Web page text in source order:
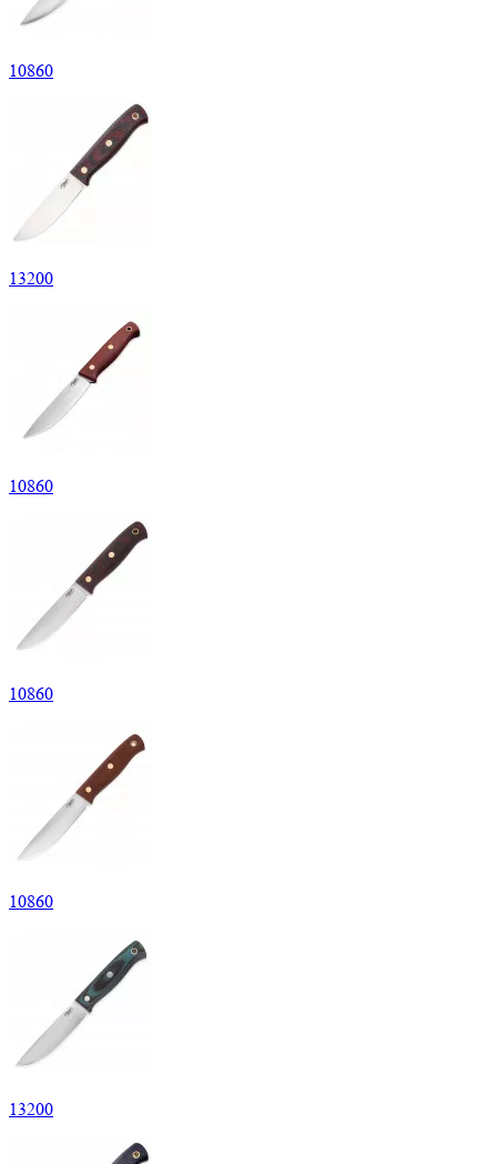
10860
13200
10860
10860
10860
13200